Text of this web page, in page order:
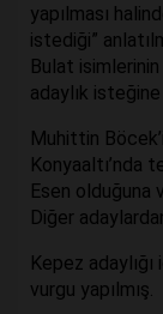
yapılması
istediği”
Bulat isimlerinin
adaylık
Muhittin
Konyaaltı’nda
Esen olduğuna
Diğer
Kepez adaylığı
vurgu yapılmış.